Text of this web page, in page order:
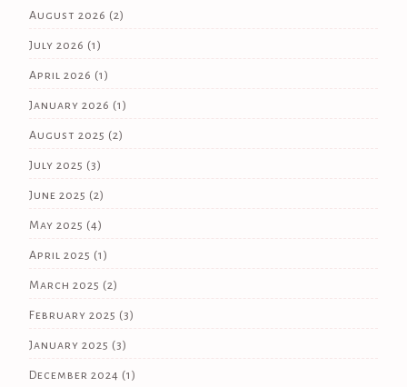
August 2026 (2)
July 2026 (1)
April 2026 (1)
January 2026 (1)
August 2025 (2)
July 2025 (3)
June 2025 (2)
May 2025 (4)
April 2025 (1)
March 2025 (2)
February 2025 (3)
January 2025 (3)
December 2024 (1)